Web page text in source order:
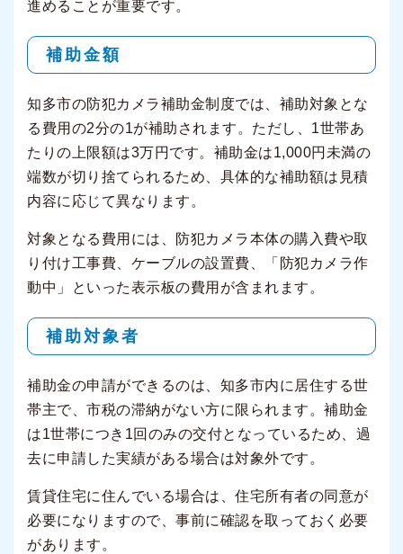
進めることが重要です。
補助金額
知多市の防犯カメラ補助金制度では、補助対象とな
る費用の2分の1が補助されます。ただし、1世帯あ
たりの上限額は3万円です。補助金は1,000円未満の
端数が切り捨てられるため、具体的な補助額は見積
内容に応じて異なります。
対象となる費用には、防犯カメラ本体の購入費や取
り付け工事費、ケーブルの設置費、「防犯カメラ作
動中」といった表示板の費用が含まれます。
補助対象者
補助金の申請ができるのは、知多市内に居住する世
帯主で、市税の滞納がない方に限られます。補助金
は1世帯につき1回のみの交付となっているため、過
去に申請した実績がある場合は対象外です。
賃貸住宅に住んでいる場合は、住宅所有者の同意が
必要になりますので、事前に確認を取っておく必要
があります。